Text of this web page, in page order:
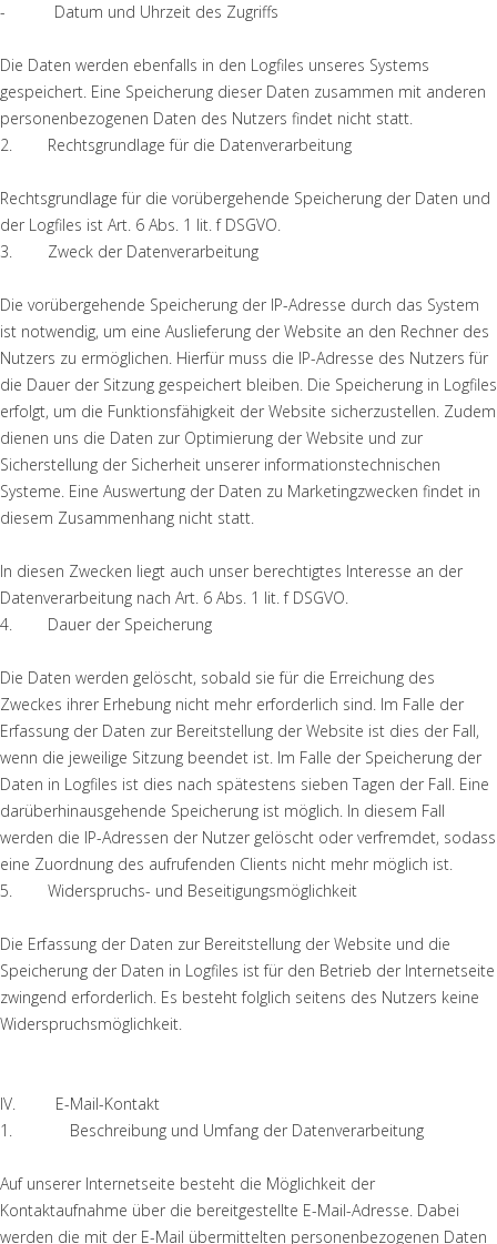
- Datum und Uhrzeit des Zugriffs
Die Daten werden ebenfalls in den Logfiles unseres Systems
gespeichert. Eine Speicherung dieser Daten zusammen mit anderen
personenbezogenen Daten des Nutzers findet nicht statt.
2. Rechtsgrundlage für die Datenverarbeitung
Rechtsgrundlage für die vorübergehende Speicherung der Daten und
der Logfiles ist Art. 6 Abs. 1 lit. f DSGVO.
3. Zweck der Datenverarbeitung
Die vorübergehende Speicherung der IP-Adresse durch das System
ist notwendig, um eine Auslieferung der Website an den Rechner des
Nutzers zu ermöglichen. Hierfür muss die IP-Adresse des Nutzers für
die Dauer der Sitzung gespeichert bleiben. Die Speicherung in Logfiles
erfolgt, um die Funktionsfähigkeit der Website sicherzustellen. Zudem
dienen uns die Daten zur Optimierung der Website und zur
Sicherstellung der Sicherheit unserer informationstechnischen
Systeme. Eine Auswertung der Daten zu Marketingzwecken findet in
diesem Zusammenhang nicht statt.
In diesen Zwecken liegt auch unser berechtigtes Interesse an der
Datenverarbeitung nach Art. 6 Abs. 1 lit. f DSGVO.
4. Dauer der Speicherung
Die Daten werden gelöscht, sobald sie für die Erreichung des
Zweckes ihrer Erhebung nicht mehr erforderlich sind. Im Falle der
Erfassung der Daten zur Bereitstellung der Website ist dies der Fall,
wenn die jeweilige Sitzung beendet ist. Im Falle der Speicherung der
Daten in Logfiles ist dies nach spätestens sieben Tagen der Fall. Eine
darüberhinausgehende Speicherung ist möglich. In diesem Fall
werden die IP-Adressen der Nutzer gelöscht oder verfremdet, sodass
eine Zuordnung des aufrufenden Clients nicht mehr möglich ist.
5. Widerspruchs- und Beseitigungsmöglichkeit
Die Erfassung der Daten zur Bereitstellung der Website und die
Speicherung der Daten in Logfiles ist für den Betrieb der Internetseite
zwingend erforderlich. Es besteht folglich seitens des Nutzers keine
Widerspruchsmöglichkeit.
IV. E-Mail-Kontakt
1. Beschreibung und Umfang der Datenverarbeitung
Auf unserer Internetseite besteht die Möglichkeit der
Kontaktaufnahme über die bereitgestellte E-Mail-Adresse. Dabei
werden die mit der E-Mail übermittelten personenbezogenen Daten